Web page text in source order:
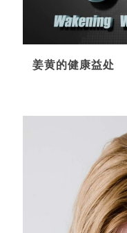
姜黄的健康益处